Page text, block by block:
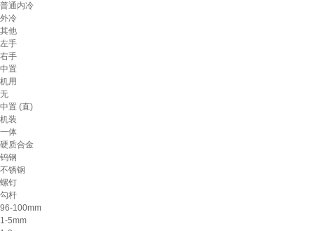
普通内冷
外冷
其他
左手
右手
中置
机用
无
中置 (直)
机装
一体
硬质合金
钨钢
不锈钢
螺钉
勾杆
96-100mm
1-5mm